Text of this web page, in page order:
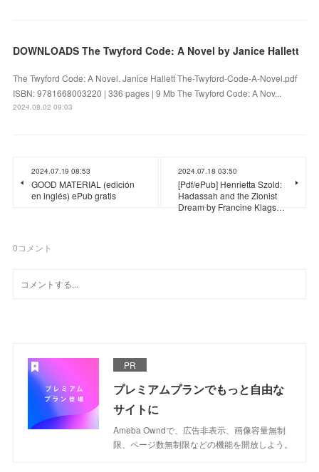
DOWNLOADS The Twyford Code: A Novel by Janice Hallett
The Twyford Code: A Novel. Janice Hallett The-Twyford-Code-A-Novel.pdf
ISBN: 9781668003220 | 336 pages | 9 Mb The Twyford Code: A Nov...
2024.08.02 09:03
2024.07.19 08:53
GOOD MATERIAL (edición
en inglés) ePub gratis
2024.07.18 03:50
[Pdf/ePub] Henrietta Szold:
Hadassah and the Zionist
Dream by Francine Klags…
0コメント
PR
プレミアムプランでもっと自由な
サイトに
Ameba Owndで、広告非表示、画像容量無制
限、ページ数無制限などの機能を開放しよう。